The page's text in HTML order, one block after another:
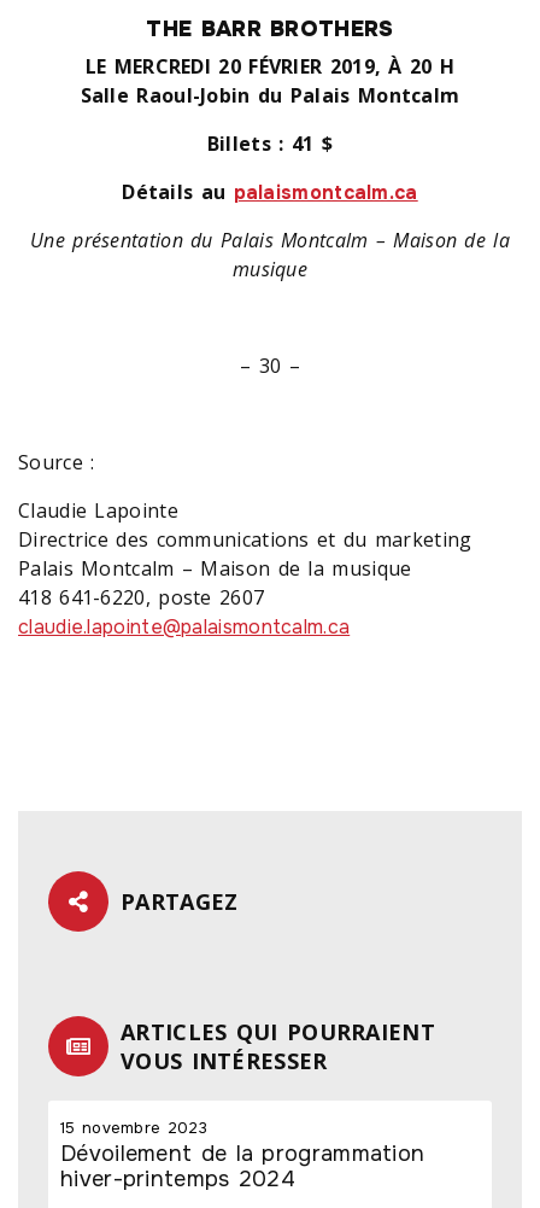
THE BARR BROTHERS
LE MERCREDI 20 FÉVRIER 2019, À 20 H
Salle Raoul-Jobin du Palais Montcalm
Billets : 41 $
Détails au palaismontcalm.ca
Une présentation du Palais Montcalm – Maison de la
musique
– 30 –
Source :
Claudie Lapointe
Directrice des communications et du marketing
Palais Montcalm – Maison de la musique
418 641-6220, poste 2607
claudie.lapointe@palaismontcalm.ca
PARTAGEZ
ARTICLES QUI POURRAIENT
VOUS INTÉRESSER
15 novembre 2023
Dévoilement de la programmation
hiver-printemps 2024